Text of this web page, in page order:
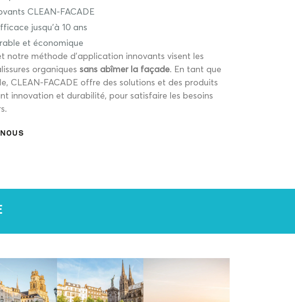
CLEAN-FACADE
jusqu’à 10 ans
et économique
notre méthode d’application innovants visent les
organiquessans abîmer la façade. En tant que
CLEAN-FACADE offre des solutions et des produits
innovation et durabilité, pour satisfaire les besoins